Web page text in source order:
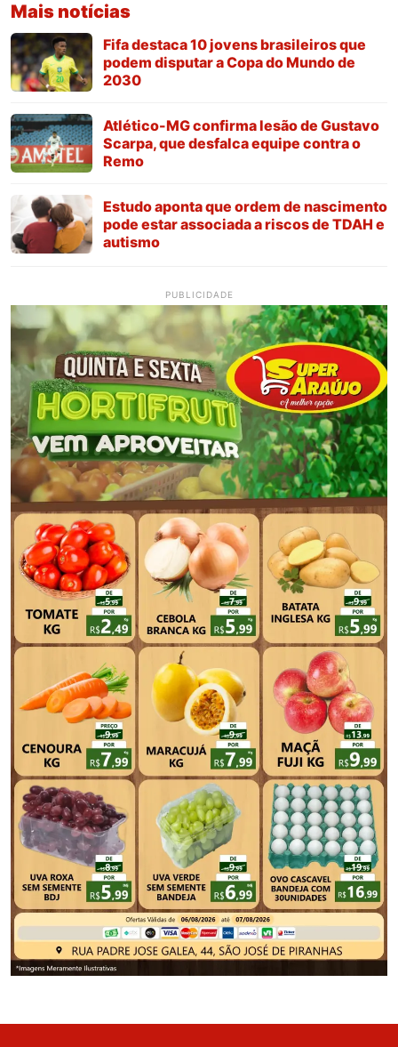
Mais notícias
Fifa destaca 10 jovens brasileiros que
podem disputar a Copa do Mundo de
2030
Atlético-MG confirma lesão de Gustavo
Scarpa, que desfalca equipe contra o
Remo
Estudo aponta que ordem de nascimento
pode estar associada a riscos de TDAH e
autismo
PUBLICIDADE